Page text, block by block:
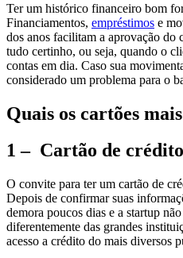
Ter um histórico financeiro bom
Financiamentos, empréstimos e
dos anos facilitam a aprovação do
tudo certinho, ou seja, quando o
contas em dia. Caso sua
considerado um problema para o
Quais os cartões
1 – Cartão de
O convite para ter um cartão de
Depois de confirmar suas
demora poucos dias e a startup
diferentemente das grandes
acesso a crédito do mais diversos